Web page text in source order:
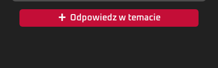
+ Odpowiedz w temacie